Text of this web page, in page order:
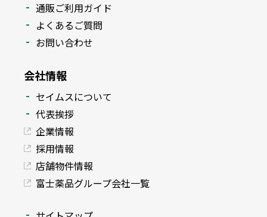
通販ご利用ガイド
よくあるご質問
お問い合わせ
会社情報
セイムスについて
代表挨拶
企業情報
採用情報
店舗物件情報
富士薬品グループ会社一覧